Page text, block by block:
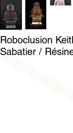
Roboclusion
Sabatier /